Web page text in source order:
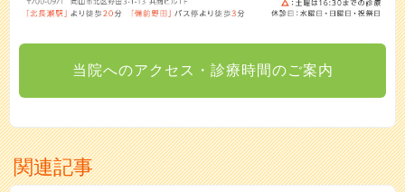
当院へのアクセス・診療時間のご案内
関連記事